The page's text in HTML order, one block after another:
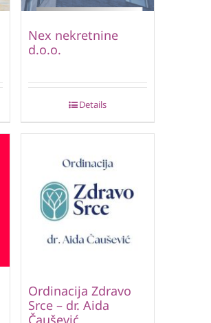
Nex nekretnine
d.o.o.
Details
Ordinacija Zdravo
Srce – dr. Aida